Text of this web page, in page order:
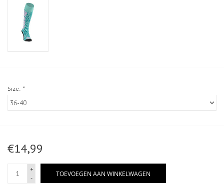
Size: *
€14,99
+
-
TOEVOEGEN AAN WINKELWAGEN